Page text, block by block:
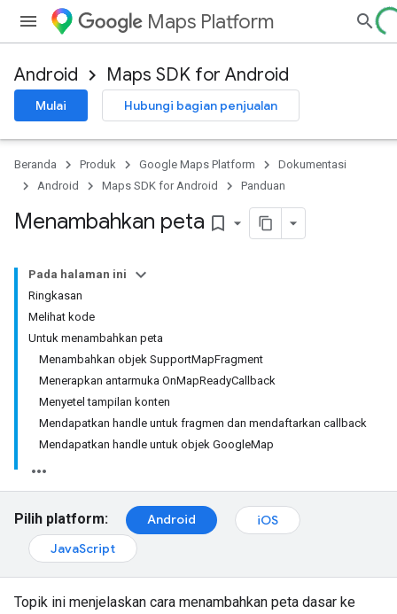
Maps Platform
Android Maps SDK for Android
Mulai Hubungi bagian penjualan
Beranda Produk Google Maps Platform
Dokumentasi
Android
Maps SDK for Android Panduan
Menambahkan peta bookmark_border
Pada halaman ini
Ringkasan
Melihat kode
Untuk menambahkan peta
Menambahkan objek SupportMapFragment
Menerapkan antarmuka OnMapReadyCallback
Menyetel tampilan konten
Mendapatkan handle untuk fragmen dan mendaftarkan callback
Mendapatkan handle untuk objek GoogleMap
Pilih platform: Android
iOS
JavaScript
Topik ini menjelaskan cara menambahkan peta dasar ke